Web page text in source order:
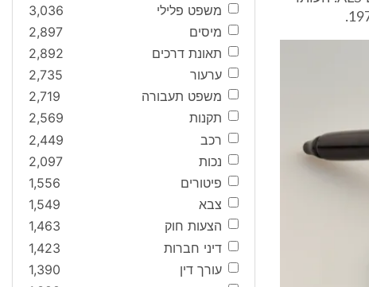
משפט פלילי
3,036
מיסים
2,897
תאונת דרכים
2,892
ערעור
2,735
משפט תעבורה
2,719
תקנות
2,569
רכב
2,449
נכות
2,097
פיטורים
1,556
צבא
1,549
הצעות חוק
1,463
דיני חברות
1,423
עורך דין
1,390